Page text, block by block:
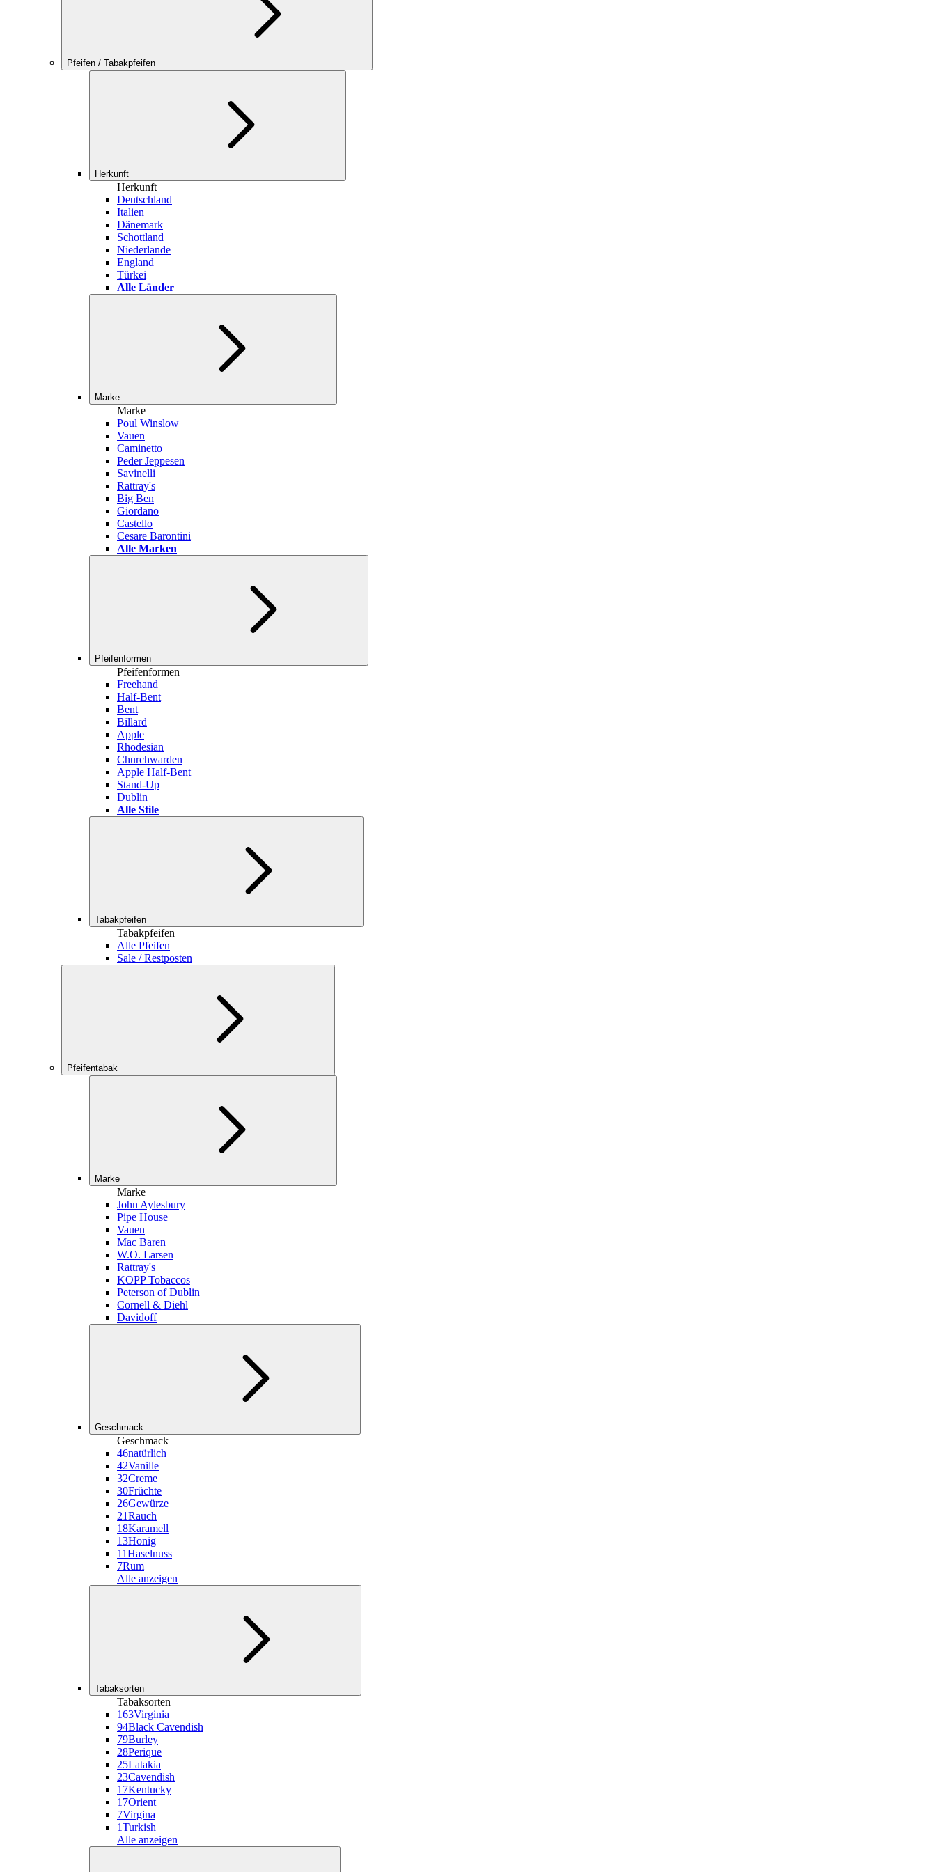
Pfeifen / Tabakpfeifen
Herkunft
Herkunft
Deutschland
Italien
Dänemark
Schottland
Niederlande
England
Türkei
Alle Länder
Marke
Marke
Poul Winslow
Vauen
Caminetto
Peder Jeppesen
Savinelli
Rattray's
Big Ben
Giordano
Castello
Cesare Barontini
Alle Marken
Pfeifenformen
Pfeifenformen
Freehand
Half-Bent
Bent
Billard
Apple
Rhodesian
Churchwarden
Apple Half-Bent
Stand-Up
Dublin
Alle Stile
Tabakpfeifen
Tabakpfeifen
Alle Pfeifen
Sale / Restposten
Pfeifentabak
Marke
Marke
John Aylesbury
Pipe House
Vauen
Mac Baren
W.O. Larsen
Rattray's
KOPP Tobaccos
Peterson of Dublin
Cornell & Diehl
Davidoff
Geschmack
Geschmack
46natürlich
42Vanille
32Creme
30Früchte
26Gewürze
21Rauch
18Karamell
13Honig
11Haselnuss
7Rum
Alle anzeigen
Tabaksorten
Tabaksorten
163Virginia
94Black Cavendish
79Burley
28Perique
25Latakia
23Cavendish
17Kentucky
17Orient
7Virgina
1Turkish
Alle anzeigen